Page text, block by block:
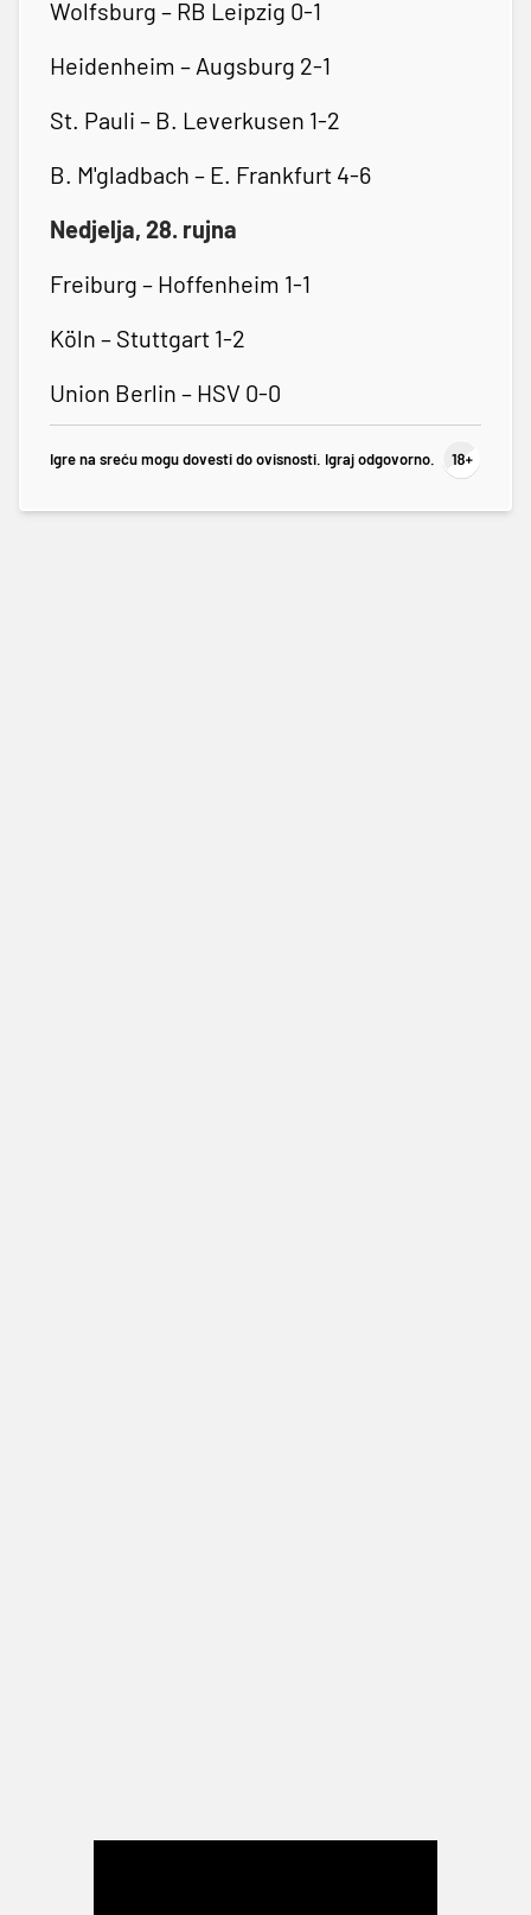
Wolfsburg – RB Leipzig 0-1
Heidenheim – Augsburg 2-1
St. Pauli – B. Leverkusen 1-2
B. M'gladbach – E. Frankfurt 4-6
Nedjelja, 28. rujna
Freiburg – Hoffenheim 1-1
Köln – Stuttgart 1-2
Union Berlin – HSV 0-0
Igre na sreću mogu dovesti do ovisnosti. Igraj odgovorno.